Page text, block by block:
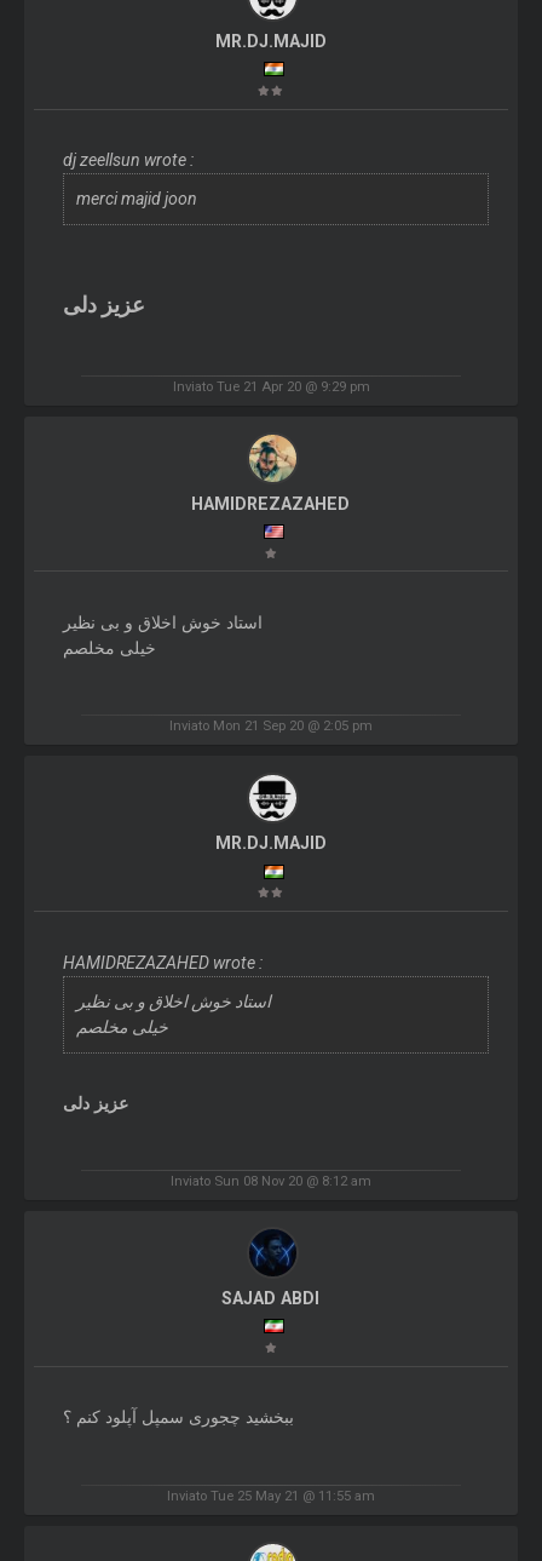
MR.DJ.MAJID
dj zeellsun wrote :
merci majid joon
عزیز دلی
Inviato Tue 21 Apr 20 @ 9:29 pm
HAMIDREZAZAHED
استاد خوش اخلاق و بی نظیر
خیلی مخلصم
Inviato Mon 21 Sep 20 @ 2:05 pm
MR.DJ.MAJID
HAMIDREZAZAHED wrote :
استاد خوش اخلاق و بی نظیر
خیلی مخلصم
عزیز دلی
Inviato Sun 08 Nov 20 @ 8:12 am
SAJAD ABDI
ببخشید چجوری سمپل آپلود کنم ؟
Inviato Tue 25 May 21 @ 11:55 am